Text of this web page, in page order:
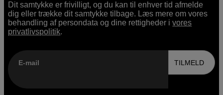
Dit samtykke er frivilligt, og du kan til enhver tid afmelde
dig eller trække dit samtykke tilbage. Læs mere om vores
behandling af persondata og dine rettigheder ivores
privatlivspolitik.
E-mail TILMELD